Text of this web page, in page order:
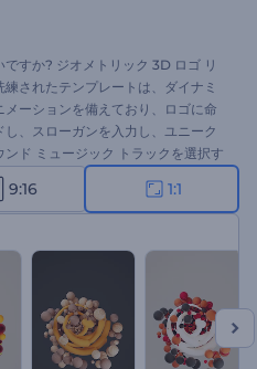
すか? ジオメトリック 3D ロゴ リ
されたテンプレートは、ダイナミ
ーションを備えており、ロゴに命
、スローガンを入力し、ユニーク
ド ミュージック トラックを選択す
ション、クリエイティブなプレゼ
のイントロやアウトロなどに最適
させましょう!
9:16 1:1